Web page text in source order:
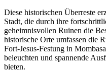
Diese historischen Überreste
Stadt, die durch ihre
geheimnisvollen Ruinen die
historische Orte umfassen die
Fort-Jesus-Festung in
beleuchten und spannende
bieten.